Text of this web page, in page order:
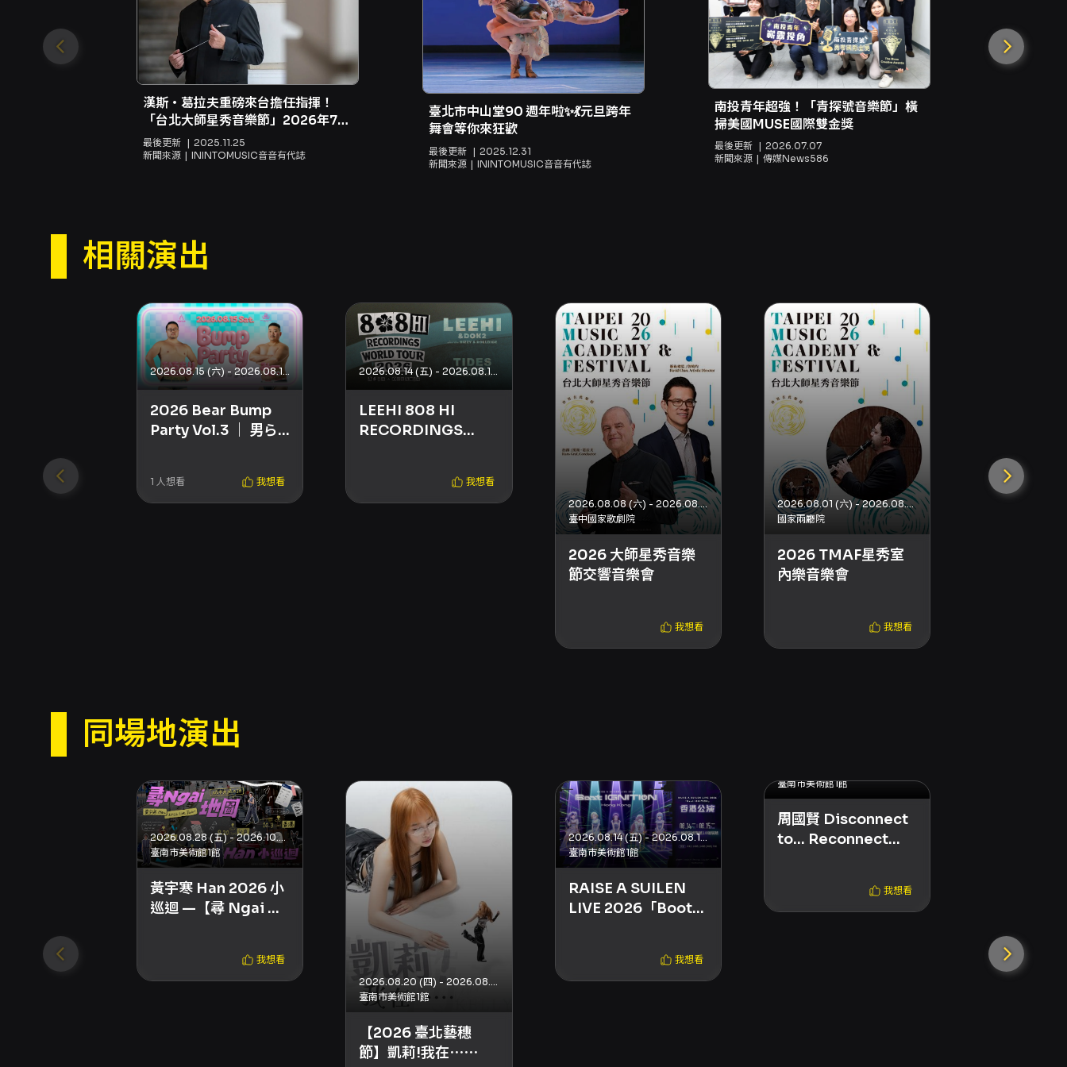
漢斯・葛拉夫重磅來台擔任指揮！
「台北大師星秀音樂節」2026年7月
登場✨🎶
最後更新
2025.11.25
新聞來源
ININTOMUSIC音音有代誌
臺北市中山堂90 週年啦✨💃元旦跨年
舞會等你來狂歡
最後更新
2025.12.31
新聞來源
ININTOMUSIC音音有代誌
南投青年超強！「青探號音樂節」橫
掃美國MUSE國際雙金獎
最後更新
2026.07.07
新聞來源
傳媒News586
相關演出
2026.08.15 (六) - 2026.08.16 (日)
2026 Bear Bump
Party Vol.3 ｜ 男ら
1 人想看 我想看
2026.08.14 (五) - 2026.08.14 (五)
LEEHI 808 HI
RECORDINGS
OCEANIA HONG
我想看
2026.08.08 (六) - 2026.08.09 (日)
臺中國家歌劇院
2026 大師星秀音樂
節交響音樂會
我想看
2026.08.01 (六) - 2026.08.01 (六)
國家兩廳院
2026 TMAF星秀室
內樂音樂會
我想看
同場地演出
2026.08.28 (五) - 2026.10.03 (六)
臺南市美術館1館
黃宇寒 Han 2026 小
巡迴 —【尋 Ngai 地
我想看
2026.08.20 (四) - 2026.08.23 (日)
臺南市美術館1館
【2026 臺北藝穗
節】凱莉!我在⋯⋯
2026.08.14 (五) - 2026.08.15 (六)
臺南市美術館1館
RAISE A SUILEN
LIVE 2026「Boot
我想看
臺南市美術館1館
周國賢 Disconnect
to… Reconnect
我想看
－Music